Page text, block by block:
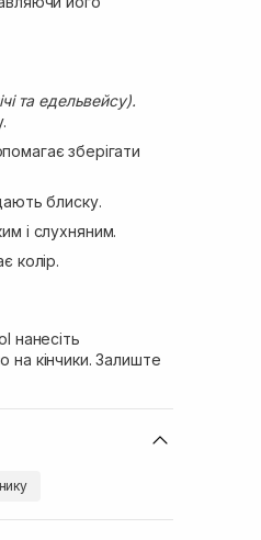
та едельвейсу).
зберігати
блиску.
і слухняним.
колір.
нанесіть
на кінчики. Залиште